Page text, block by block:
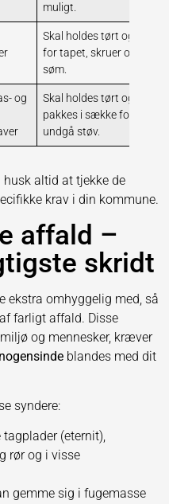
muligt.
Skal holdes tørt og fri
for tapet, skruer og
søm.
og
Skal holdes tørt og
pakkes i sække for at
undgå støv.
husk altid at tjekke de
krav i din kommune.
affald –
skridt
ekstra omhyggelig med, så
farligt affald. Disse
og mennesker, kræver
blandes med dit
syndere:
(eternit),
rør og i visse
gemme sig i fugemasse